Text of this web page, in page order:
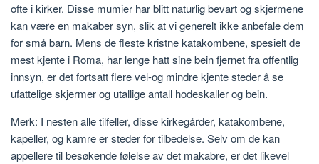
ofte i kirker. Disse mumier har blitt naturlig bevart og skjermene
kan være en makaber syn, slik at vi generelt ikke anbefale dem
for små barn. Mens de fleste kristne katakombene, spesielt de
mest kjente i Roma, har lenge hatt sine bein fjernet fra offentlig
innsyn, er det fortsatt flere vel-og mindre kjente steder å se
ufattelige skjermer og utallige antall hodeskaller og bein.
Merk: I nesten alle tilfeller, disse kirkegårder, katakombene,
kapeller, og kamre er steder for tilbedelse. Selv om de kan
appellere til besøkende følelse av det makabre, er det likevel